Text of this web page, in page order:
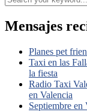
Mensajes
Planes pet
Taxi en las
la fiesta
Radio Taxi
en Valencia
Septiembre en